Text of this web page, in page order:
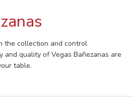
the collection and control
quality of Vegas Bañezanas are
table.